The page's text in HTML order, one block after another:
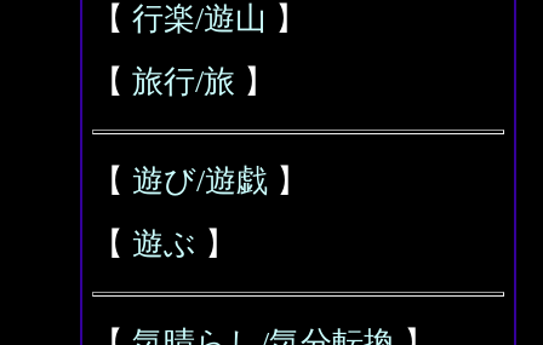
【 行楽/遊山 】
【 旅行/旅 】
【 遊び/遊戯 】
【 遊ぶ 】